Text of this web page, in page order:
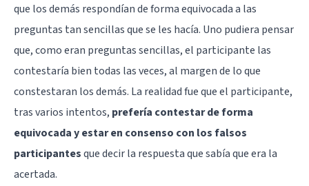
que los demás respondían de forma equivocada a las
preguntas tan sencillas que se les hacía. Uno pudiera pensar
que, como eran preguntas sencillas, el participante las
contestaría bien todas las veces, al margen de lo que
constestaran los demás. La realidad fue que el participante,
tras varios intentos, prefería contestar de forma
equivocada y estar en consenso con los falsos
participantesque decir la respuesta que sabía que era la
acertada.